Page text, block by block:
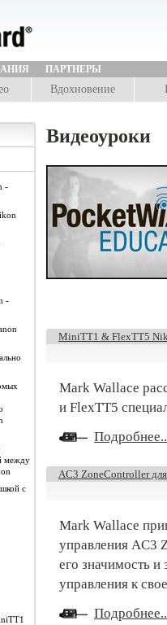
ПАРТНЕРЫ
Вдохновение
-
-
между
с
Видеоуроки
MiniTT1 & FlexTT5
Mark Wallace
и FlexTT5
AC3 ZoneController
Mark Wallace
управления AC3
его значимость и
управления к